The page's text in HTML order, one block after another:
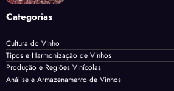
Categorias
Cultura do Vinho
Tipos e Harmonização de Vinhos
Produção e Regiões Vinícolas
Análise e Armazenamento de Vinhos